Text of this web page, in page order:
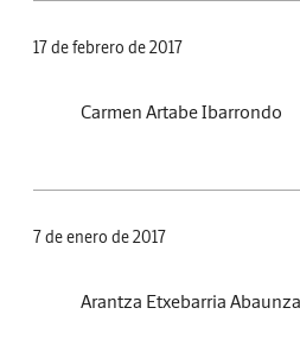
17 de febrero de 2017
Carmen Artabe Ibarrondo
7 de enero de 2017
Arantza Etxebarria Abaunza